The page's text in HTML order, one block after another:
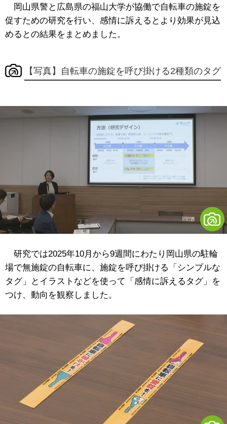
岡山県警と広島県の福山大学が協働で自転車の施錠を
促すための研究を行い、感情に訴えるとより効果が見込
めるとの結果をまとめました。
【写真】自転車の施錠を呼び掛ける2種類のタグ
研究では2025年10月から9週間にわたり岡山県の駐輪
場で無施錠の自転車に、施錠を呼び掛ける「シンプルな
タグ」とイラストなどを使って「感情に訴えるタグ」を
つけ、動向を観察しました。